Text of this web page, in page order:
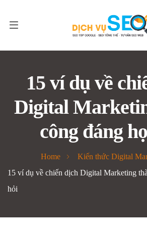
15 ví dụ về
Digital
công đáng
Home
Kiến thức Digital
15 ví dụ về chiến dịch Digital Marketing
hỏi